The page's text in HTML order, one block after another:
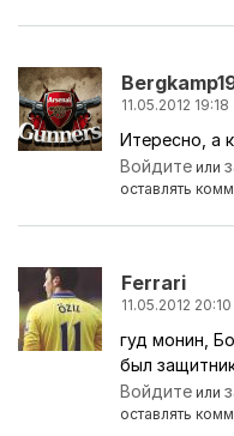
11.05.2012 19:18
Итересно, а
Войдите или
оставлять
Ferrari
11.05.2012 20:10
гуд монин,
был
Войдите или
оставлять